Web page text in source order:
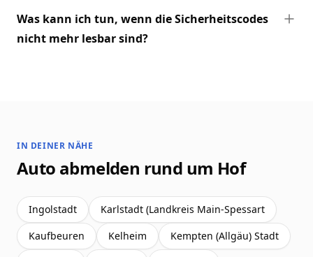
Was kann ich tun, wenn die Sicherheitscodes
nicht mehr lesbar sind?
IN DEINER NÄHE
Auto abmelden rund um Hof
Ingolstadt
Karlstadt (Landkreis Main-Spessart
Kaufbeuren
Kelheim
Kempten (Allgäu) Stadt